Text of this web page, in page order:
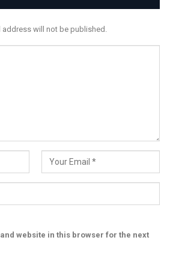
address will not be published.
website in this browser for the next